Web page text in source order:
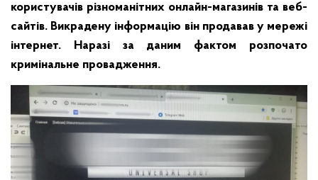
користувачів різноманітних онлайн-магазинів та веб-
сайтів. Викрадену інформацію він продавав у мережі
інтернет. Наразі за даним фактом розпочато
кримінальне провадження.